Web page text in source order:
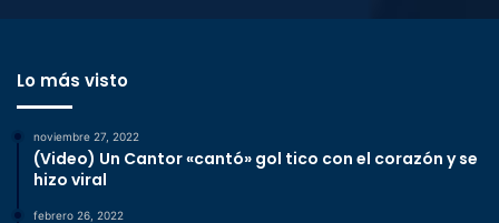
Lo más visto
noviembre 27, 2022
(Video) Un Cantor «cantó» gol tico con el corazón y se
hizo viral
febrero 26, 2022